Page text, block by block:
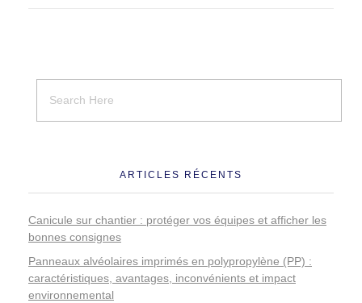
ARTICLES RÉCENTS
Canicule sur chantier : protéger vos équipes et afficher les
bonnes consignes
Panneaux alvéolaires imprimés en polypropylène (PP) :
caractéristiques, avantages, inconvénients et impact
environnemental